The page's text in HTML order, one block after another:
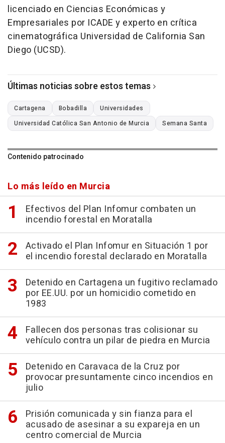
licenciado en Ciencias Económicas y
Empresariales por ICADE y experto en crítica
cinematográfica Universidad de California San
Diego (UCSD).
Últimas noticias sobre estos temas
Cartagena Bobadilla
Universidades
Universidad Católica San Antonio de Murcia
Semana Santa
Contenido patrocinado
Lo más leído en Murcia
Efectivos del Plan Infomur combaten un
incendio forestal en Moratalla
Activado el Plan Infomur en Situación 1 por
el incendio forestal declarado en Moratalla
Detenido en Cartagena un fugitivo reclamado
por EE.UU. por un homicidio cometido en
1983
Fallecen dos personas tras colisionar su
vehículo contra un pilar de piedra en Murcia
Detenido en Caravaca de la Cruz por
provocar presuntamente cinco incendios en
julio
Prisión comunicada y sin fianza para el
acusado de asesinar a su expareja en un
centro comercial de Murcia